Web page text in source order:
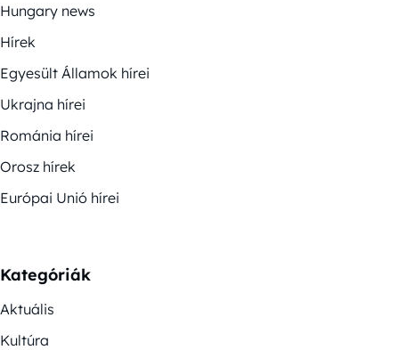
Hungary news
Hírek
Egyesült Államok hírei
Ukrajna hírei
Románia hírei
Orosz hírek
Európai Unió hírei
Kategóriák
Aktuális
Kultúra